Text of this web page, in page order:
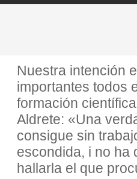
Nuestra intención
importantes todos
formación
Aldrete: «Una
consigue sin
escondida, i no ha
hallarla el que